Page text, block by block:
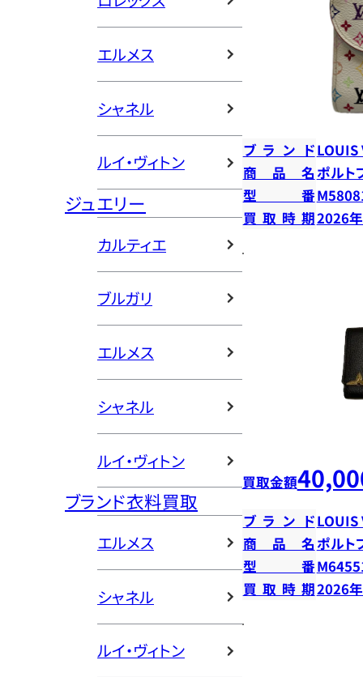
エルメス
シャネル
ルイ・ヴィトン
ジュエリー
カルティエ
ブルガリ
エルメス
シャネル
ルイ・ヴィトン
ブランド衣料買取
エルメス
シャネル
ルイ・ヴィトン
ブランドLOUIS
商品名ポルト
型番
買取時期2026
買取金額
ブランドLOUIS
商品名ポルト
型番
買取時期2026